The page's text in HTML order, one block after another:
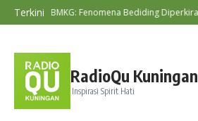
Lewati ke konten
Terkini BMKG: Fenomena Bediding
RadioQu Kuningan
Inspirasi Spirit Hati